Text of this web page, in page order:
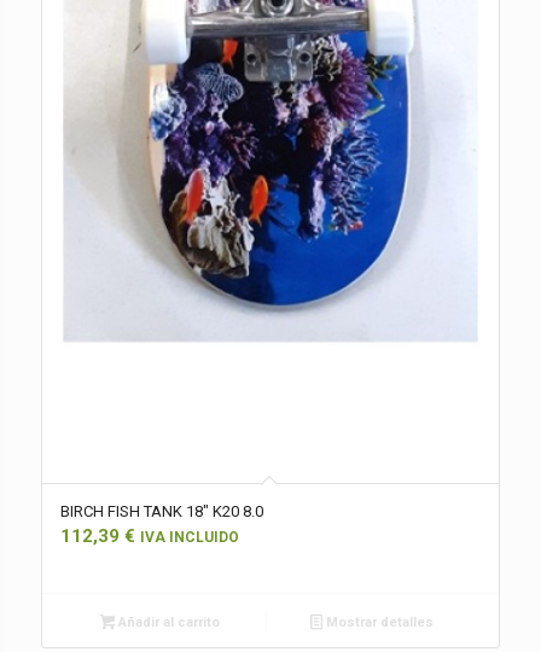
BIRCH FISH TANK 18″ K20 8.0
112,39 € IVA INCLUIDO
Añadir al carrito Mostrar detalles